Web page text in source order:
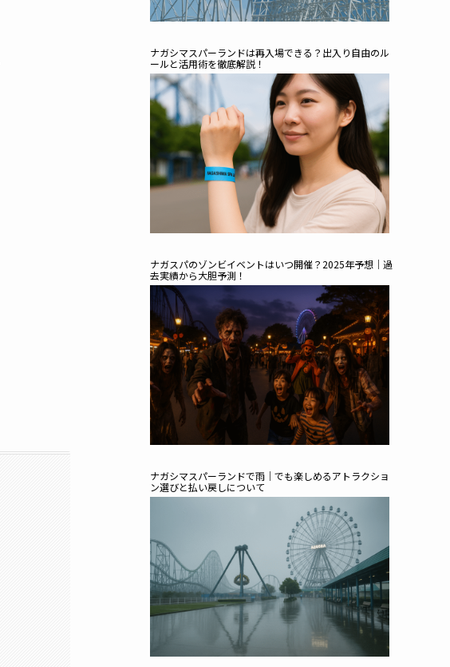
ナガシマスパーランドは再入場できる？出入り自由のル
ールと活用術を徹底解説！
ナガスパのゾンビイベントはいつ開催？2025年予想｜過
去実績から大胆予測！
ナガシマスパーランドで雨｜でも楽しめるアトラクショ
ン選びと払い戻しについて